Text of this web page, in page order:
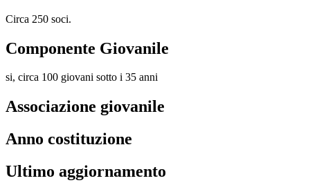
Circa 250 soci.
Componente Giovanile
si, circa 100 giovani sotto i 35 anni
Associazione giovanile
Anno costituzione
Ultimo aggiornamento